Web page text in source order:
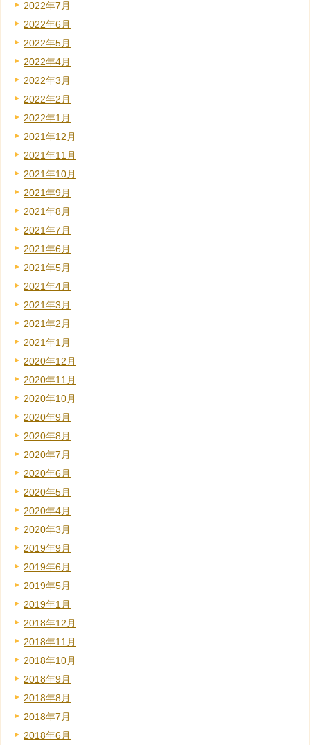
2022年7月
2022年6月
2022年5月
2022年4月
2022年3月
2022年2月
2022年1月
2021年12月
2021年11月
2021年10月
2021年9月
2021年8月
2021年7月
2021年6月
2021年5月
2021年4月
2021年3月
2021年2月
2021年1月
2020年12月
2020年11月
2020年10月
2020年9月
2020年8月
2020年7月
2020年6月
2020年5月
2020年4月
2020年3月
2019年9月
2019年6月
2019年5月
2019年1月
2018年12月
2018年11月
2018年10月
2018年9月
2018年8月
2018年7月
2018年6月